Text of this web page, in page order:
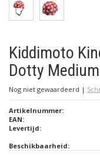
Kiddimoto
Dotty Medium
Nog niet gewaardeerd |
Artikelnummer:
EAN:
Levertijd:
Beschikbaarheid: